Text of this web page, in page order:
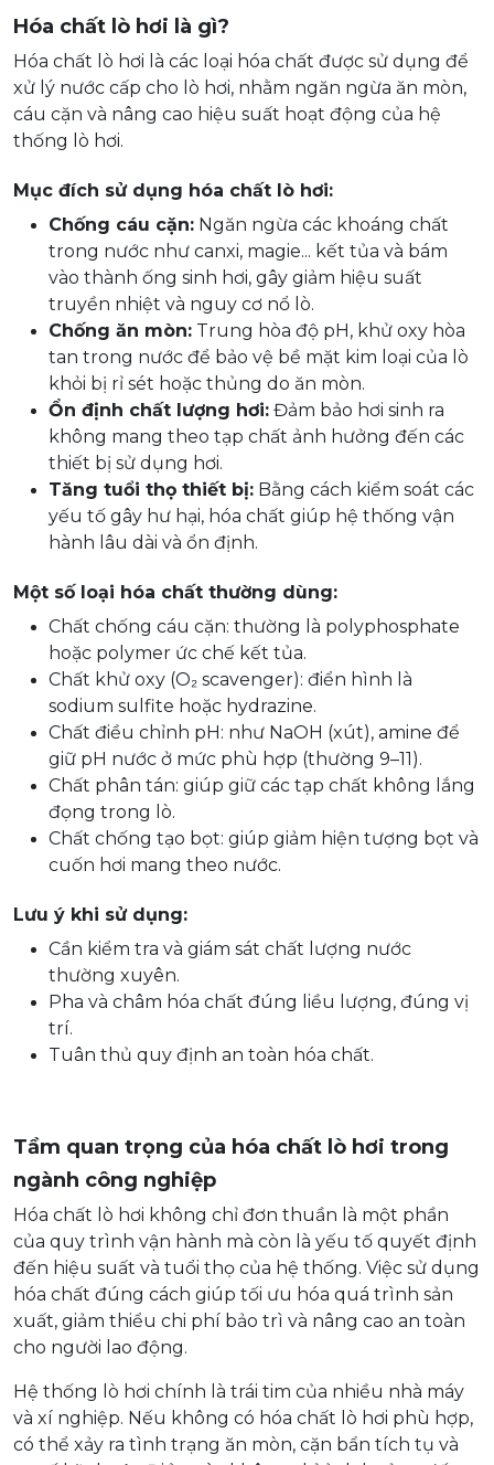
Hóa chất lò hơi là gì?
Hóa chất lò hơi là các loại hóa chất được sử dụng để
xử lý nước cấp cho lò hơi, nhằm ngăn ngừa ăn mòn,
cáu cặn và nâng cao hiệu suất hoạt động của hệ
thống lò hơi.
Mục đích sử dụng hóa chất lò hơi:
Chống cáu cặn: Ngăn ngừa các khoáng chất
trong nước như canxi, magie... kết tủa và bám
vào thành ống sinh hơi, gây giảm hiệu suất
truyền nhiệt và nguy cơ nổ lò.
Chống ăn mòn: Trung hòa độ pH, khử oxy hòa
tan trong nước để bảo vệ bề mặt kim loại của lò
khỏi bị rỉ sét hoặc thủng do ăn mòn.
Ổn định chất lượng hơi: Đảm bảo hơi sinh ra
không mang theo tạp chất ảnh hưởng đến các
thiết bị sử dụng hơi.
Tăng tuổi thọ thiết bị: Bằng cách kiểm soát các
yếu tố gây hư hại, hóa chất giúp hệ thống vận
hành lâu dài và ổn định.
Một số loại hóa chất thường dùng:
Chất chống cáu cặn: thường là polyphosphate
hoặc polymer ức chế kết tủa.
Chất khử oxy (O₂ scavenger): điển hình là
sodium sulfite hoặc hydrazine.
Chất điều chỉnh pH: như NaOH (xút), amine để
giữ pH nước ở mức phù hợp (thường 9–11).
Chất phân tán: giúp giữ các tạp chất không lắng
đọng trong lò.
Chất chống tạo bọt: giúp giảm hiện tượng bọt và
cuốn hơi mang theo nước.
Lưu ý khi sử dụng:
Cần kiểm tra và giám sát chất lượng nước
thường xuyên.
Pha và châm hóa chất đúng liều lượng, đúng vị
trí.
Tuân thủ quy định an toàn hóa chất.
Tầm quan trọng của hóa chất lò hơi trong
ngành công nghiệp
Hóa chất lò hơi không chỉ đơn thuần là một phần
của quy trình vận hành mà còn là yếu tố quyết định
đến hiệu suất và tuổi thọ của hệ thống. Việc sử dụng
hóa chất đúng cách giúp tối ưu hóa quá trình sản
xuất, giảm thiểu chi phí bảo trì và nâng cao an toàn
cho người lao động.
Hệ thống lò hơi chính là trái tim của nhiều nhà máy
và xí nghiệp. Nếu không có hóa chất lò hơi phù hợp,
có thể xảy ra tình trạng ăn mòn, cặn bẩn tích tụ và